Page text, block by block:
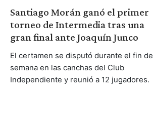
Santiago Morán ganó el primer
torneo de Intermedia tras una
gran final ante Joaquín Junco
El certamen se disputó durante el fin de
semana en las canchas del Club
Independiente y reunió a 12 jugadores.